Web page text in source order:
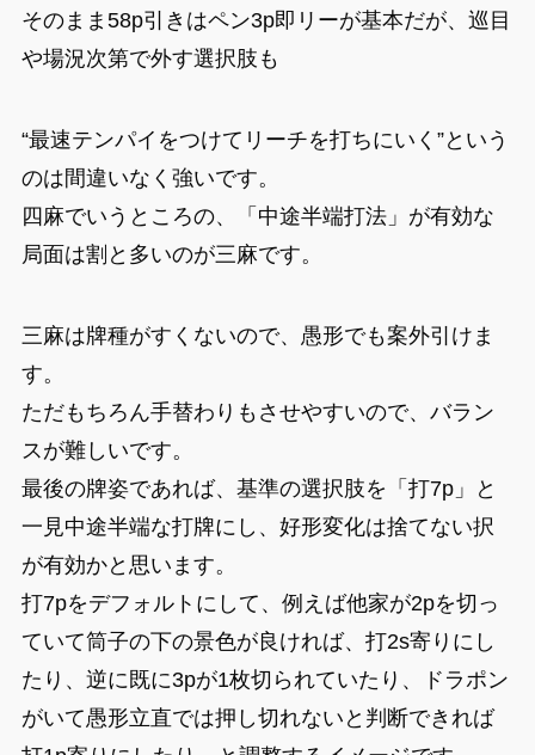
そのまま58p引きはペン3p即リーが基本だが、巡目
や場況次第で外す選択肢も
“最速テンパイをつけてリーチを打ちにいく”という
のは間違いなく強いです。
四麻でいうところの、「中途半端打法」が有効な
局面は割と多いのが三麻です。
三麻は牌種がすくないので、愚形でも案外引けま
す。
ただもちろん手替わりもさせやすいので、バラン
スが難しいです。
最後の牌姿であれば、基準の選択肢を「打7p」と
一見中途半端な打牌にし、好形変化は捨てない択
が有効かと思います。
打7pをデフォルトにして、例えば他家が2pを切っ
ていて筒子の下の景色が良ければ、打2s寄りにし
たり、逆に既に3pが1枚切られていたり、ドラポン
がいて愚形立直では押し切れないと判断できれば